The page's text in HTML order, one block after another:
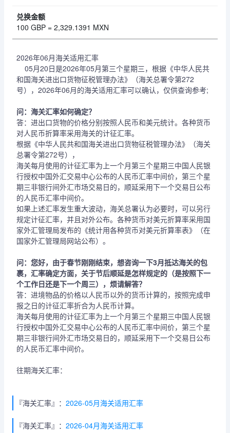
100 GBP = 2,329.1391 MXN
2026年06月海关适用汇率
05月20日是2026年05月第三个星期三，根据《中华人民共
和国海关进出口货物征税管理办法》（海关总署令第272
号），2026年06月的海关适用汇率可以确认，仅供查询参考;
问：海关汇率如何确定？
答：进出口货物的价格分别按照人民币和美元统计。各种货币
对人民币折算率采用海关的计征汇率。
根据《中华人民共和国海关进出口货物征税管理办法》（海关
总署令第272号），
海关每月使用的计征汇率为上一个月第三个星期三中国人民银
行授权中国外汇交易中心公布的人民币汇率中间价，第三个星
期三非银行间外汇市场交易日的，顺延采用下一个交易日公布
的人民币汇率中间价。
如果上述汇率发生重大波动，海关总署认为必要时，可以另行
规定计征汇率，并且对外公布。各种货币对美元折算率采用国
家外汇管理局发布的《统计用各种货币对美元折算率表》（在
国家外汇管理局网站公布）。
问：您好，由于春节刚刚结束，想咨询一下3月抵达海关的包
裹，汇率确定方面，关于节后顺延是怎样规定的（是按照下一
个工作日还是下一个周三），烦请解答？
答：进境物品的价格以人民币以外的货币计算的，按照完成申
报之日的计征汇率折合为人民币计算。
海关每月使用的计征汇率为上一个月第三个星期三中国人民银
行授权中国外汇交易中心公布的人民币汇率中间价，第三个星
期三非银行间外汇市场交易日的，顺延采用下一个交易日公布
的人民币汇率中间价。
往期海关汇率：
『海关汇率』： 2026-05月海关适用汇率
『海关汇率』： 2026-04月海关适用汇率